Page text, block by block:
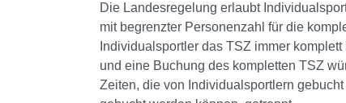
Die Landesregelung erlaubt
mit begrenzter Personenzahl für die
Individualsportler das TSZ immer
und eine Buchung des kompletten TSZ
Zeiten, die von Individualsportlern